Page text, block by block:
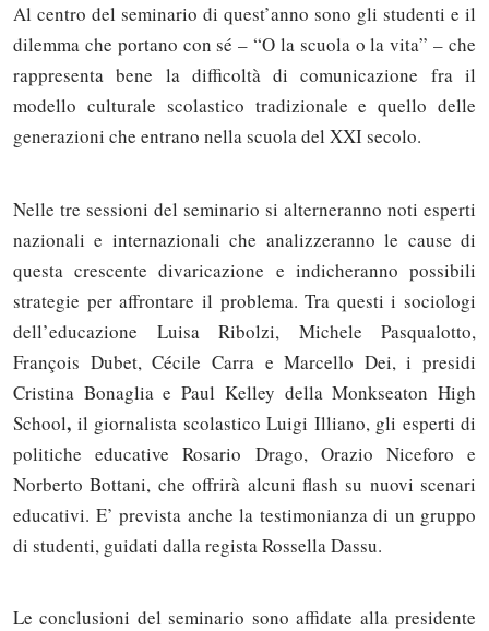
Al centro del seminario di quest’anno sono gli studenti e il
dilemma che portano con sé – “O la scuola o la vita” – che
rappresenta bene la difficoltà di comunicazione fra il
modello culturale scolastico tradizionale e quello delle
generazioni che entrano nella scuola del XXI secolo.
Nelle tre sessioni del seminario si alterneranno noti esperti
nazionali e internazionali che analizzeranno le cause di
questa crescente divaricazione e indicheranno possibili
strategie per affrontare il problema. Tra questi i sociologi
dell’educazione Luisa Ribolzi, Michele Pasqualotto,
François Dubet, Cécile Carra e Marcello Dei, i presidi
Cristina Bonaglia e Paul Kelley della Monkseaton High
School, il giornalista scolastico Luigi Illiano, gli esperti di
politiche educative Rosario Drago, Orazio Niceforo e
Norberto Bottani, che offrirà alcuni flash su nuovi scenari
educativi. E’ prevista anche la testimonianza di un gruppo
di studenti, guidati dalla regista Rossella Dassu.
Le conclusioni del seminario sono affidate alla presidente